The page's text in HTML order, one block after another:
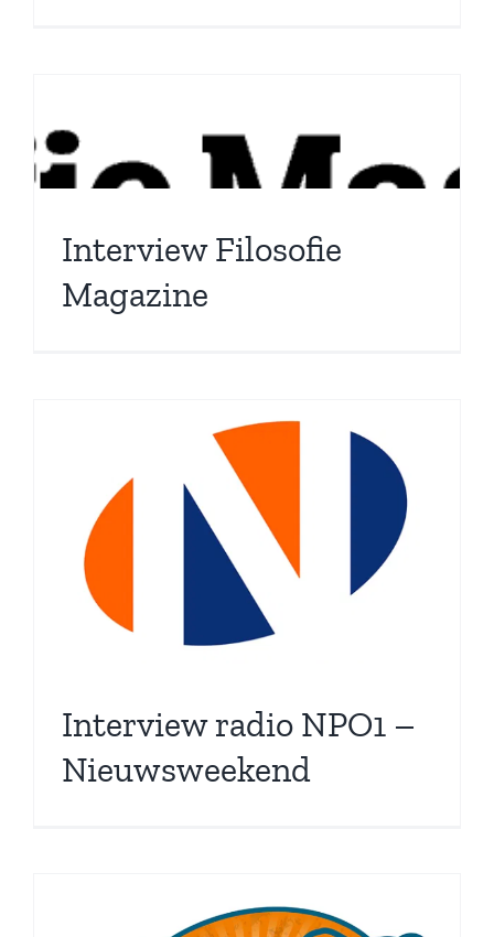
Interview Filosofie
Magazine
Interview radio NPO1 –
Nieuwsweekend